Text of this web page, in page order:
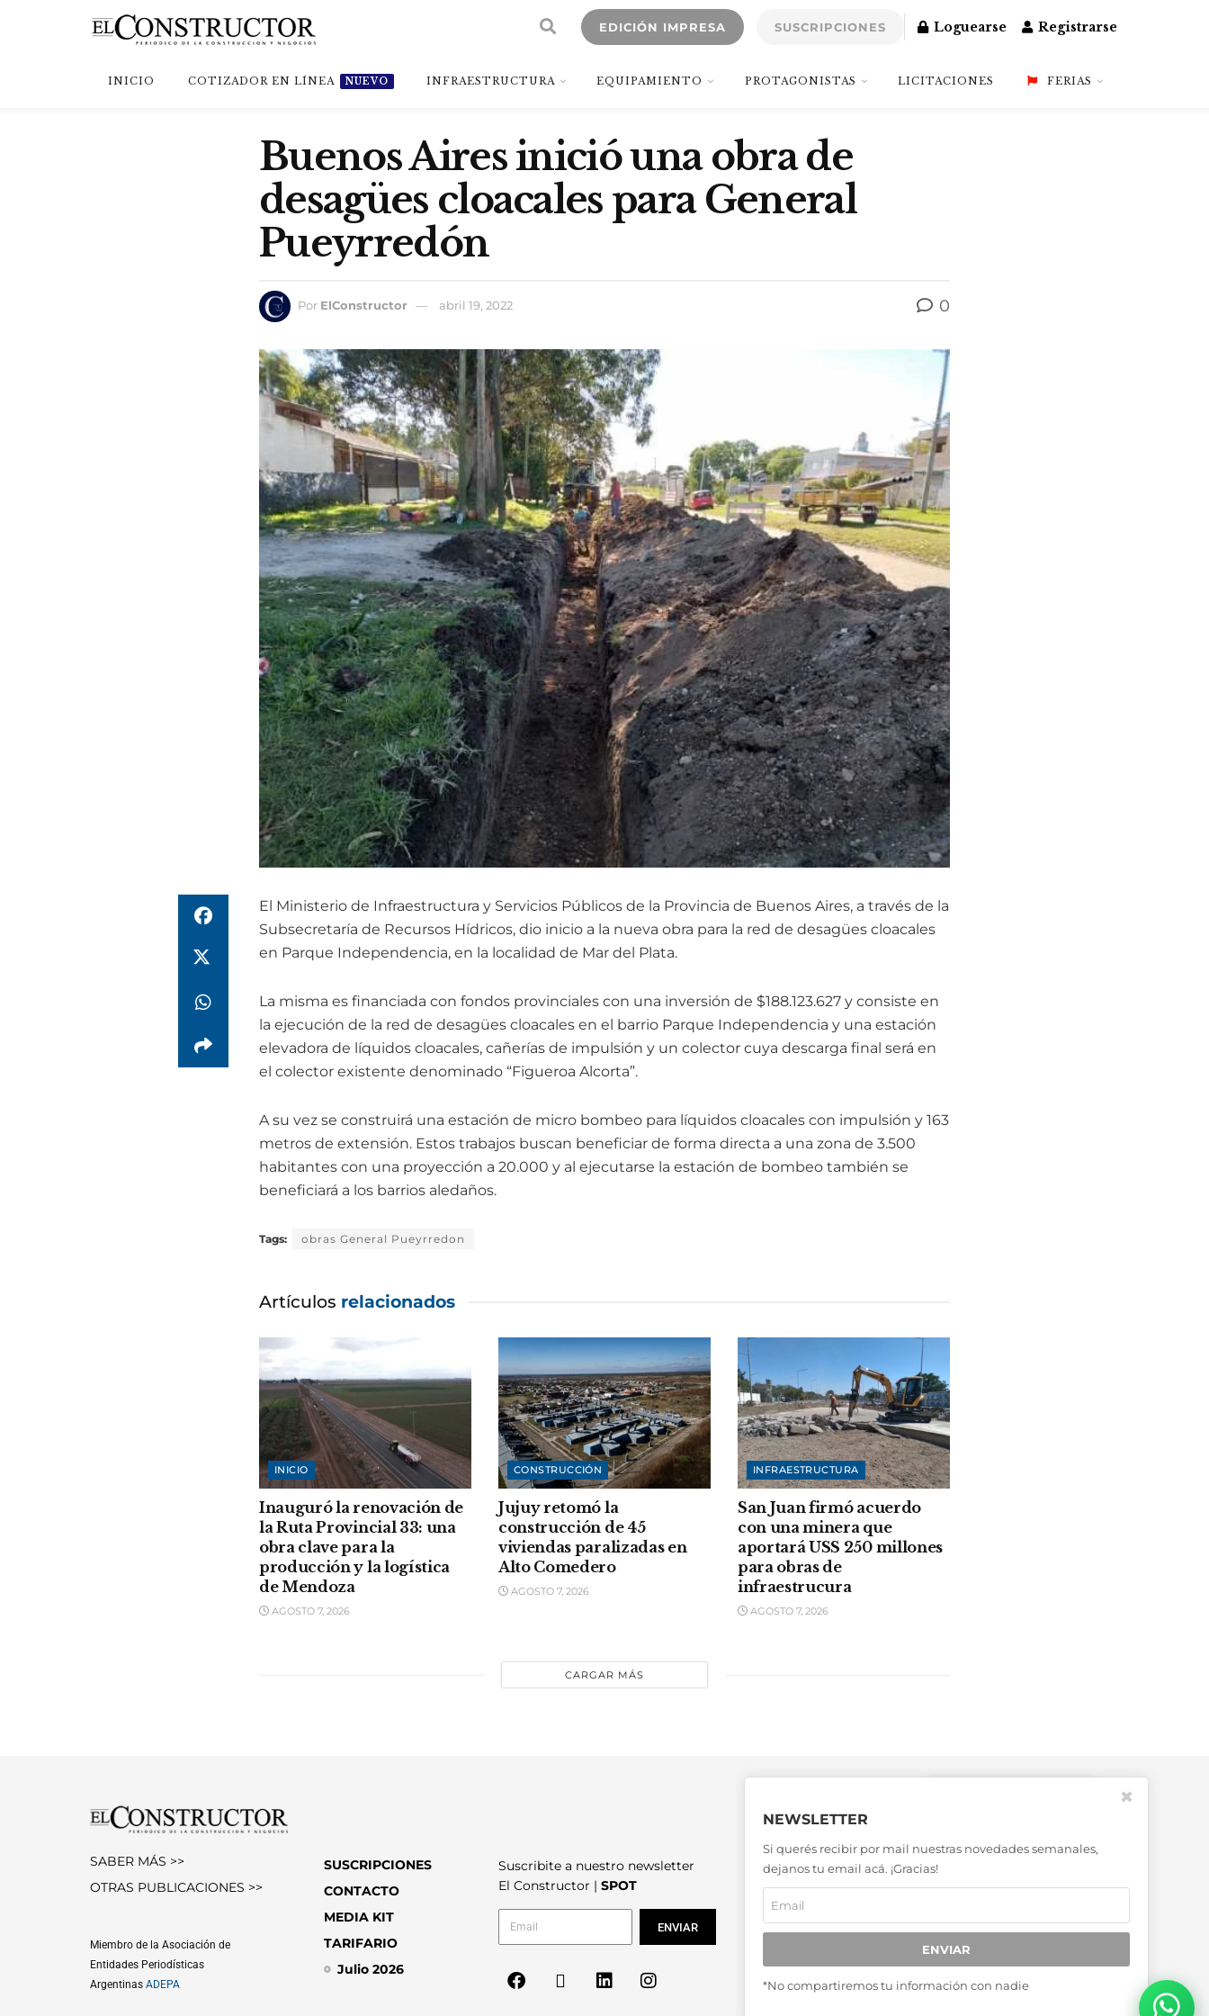
EDICIÓN IMPRESA SUSCRIPCIONES Loguearse Registrarse
INICIO COTIZADOR EN LÍNEA NUEVO INFRAESTRUCTURA EQUIPAMIENTO PROTAGONISTAS LICITACIONES FERIAS
Buenos Aires inició una obra de
desagües cloacales para General
Pueyrredón
Por ElConstructor abril 19, 2022 0
El Ministerio de Infraestructura y Servicios Públicos de la Provincia de Buenos Aires, a través de la
Subsecretaría de Recursos Hídricos, dio inicio a la nueva obra para la red de desagües cloacales
en Parque Independencia, en la localidad de Mar del Plata.
La misma es financiada con fondos provinciales con una inversión de $188.123.627 y consiste en
la ejecución de la red de desagües cloacales en el barrio Parque Independencia y una estación
elevadora de líquidos cloacales, cañerías de impulsión y un colector cuya descarga final será en
el colector existente denominado “Figueroa Alcorta”.
A su vez se construirá una estación de micro bombeo para líquidos cloacales con impulsión y 163
metros de extensión. Estos trabajos buscan beneficiar de forma directa a una zona de 3.500
habitantes con una proyección a 20.000 y al ejecutarse la estación de bombeo también se
beneficiará a los barrios aledaños.
Tags: obras General Pueyrredon
Artículos relacionados
INICIO
Inauguró la renovación de
la Ruta Provincial 33: una
obra clave para la
producción y la logística
de Mendoza
AGOSTO 7, 2026
CONSTRUCCIÓN
Jujuy retomó la
construcción de 45
viviendas paralizadas en
Alto Comedero
AGOSTO 7, 2026
INFRAESTRUCTURA
San Juan firmó acuerdo
con una minera que
aportará USS 250 millones
para obras de
infraestrucura
AGOSTO 7, 2026
CARGAR MÁS
SABER MÁS >>
OTRAS PUBLICACIONES >>
Miembro de la Asociación de
Entidades Periodísticas
Argentinas ADEPA
SUSCRIPCIONES
CONTACTO
MEDIA KIT
TARIFARIO
Julio 2026
Suscribite a nuestro newsletter
El Constructor | SPOT
ENVIAR
NEWSLETTER
Si querés recibir por mail nuestras novedades semanales,
dejanos tu email acá. ¡Gracias!
ENVIAR
*No compartiremos tu información con nadie
✖